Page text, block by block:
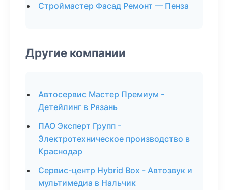
Строймастер Фасад Ремонт — Пенза
Другие компании
Автосервис Мастер Премиум -
Детейлинг в Рязань
ПАО Эксперт Групп -
Электротехническое производство в
Краснодар
Сервис-центр Hybrid Box - Автозвук и
мультимедиа в Нальчик